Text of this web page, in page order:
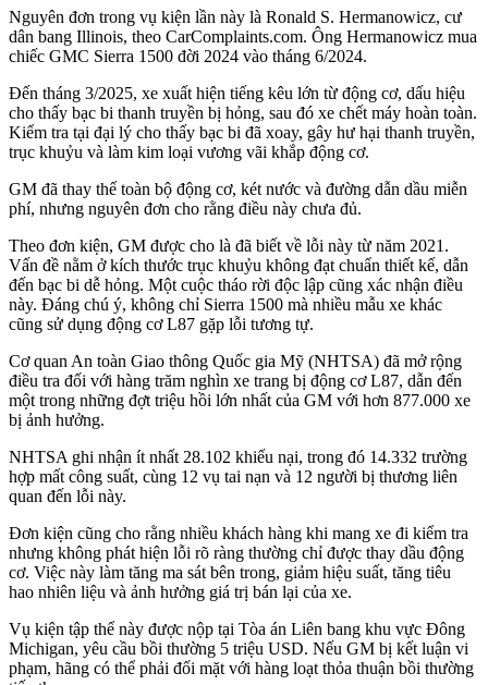
Nguyên đơn trong vụ kiện lần này là Ronald S. Hermanowicz, cư
dân bang Illinois, theo CarComplaints.com. Ông Hermanowicz mua
chiếc GMC Sierra 1500 đời 2024 vào tháng 6/2024.
Đến tháng 3/2025, xe xuất hiện tiếng kêu lớn từ động cơ, dấu hiệu
cho thấy bạc bi thanh truyền bị hỏng, sau đó xe chết máy hoàn toàn.
Kiểm tra tại đại lý cho thấy bạc bi đã xoay, gây hư hại thanh truyền,
trục khuỷu và làm kim loại vương vãi khắp động cơ.
GM đã thay thế toàn bộ động cơ, két nước và đường dẫn dầu miễn
phí, nhưng nguyên đơn cho rằng điều này chưa đủ.
Theo đơn kiện, GM được cho là đã biết về lỗi này từ năm 2021.
Vấn đề nằm ở kích thước trục khuỷu không đạt chuẩn thiết kế, dẫn
đến bạc bi dễ hỏng. Một cuộc tháo rời độc lập cũng xác nhận điều
này. Đáng chú ý, không chỉ Sierra 1500 mà nhiều mẫu xe khác
cũng sử dụng động cơ L87 gặp lỗi tương tự.
Cơ quan An toàn Giao thông Quốc gia Mỹ (NHTSA) đã mở rộng
điều tra đối với hàng trăm nghìn xe trang bị động cơ L87, dẫn đến
một trong những đợt triệu hồi lớn nhất của GM với hơn 877.000 xe
bị ảnh hưởng.
NHTSA ghi nhận ít nhất 28.102 khiếu nại, trong đó 14.332 trường
hợp mất công suất, cùng 12 vụ tai nạn và 12 người bị thương liên
quan đến lỗi này.
Đơn kiện cũng cho rằng nhiều khách hàng khi mang xe đi kiểm tra
nhưng không phát hiện lỗi rõ ràng thường chỉ được thay dầu động
cơ. Việc này làm tăng ma sát bên trong, giảm hiệu suất, tăng tiêu
hao nhiên liệu và ảnh hưởng giá trị bán lại của xe.
Vụ kiện tập thể này được nộp tại Tòa án Liên bang khu vực Đông
Michigan, yêu cầu bồi thường 5 triệu USD. Nếu GM bị kết luận vi
phạm, hãng có thể phải đối mặt với hàng loạt thỏa thuận bồi thường